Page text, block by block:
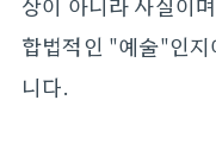
합법적인 "예술"인
니다.